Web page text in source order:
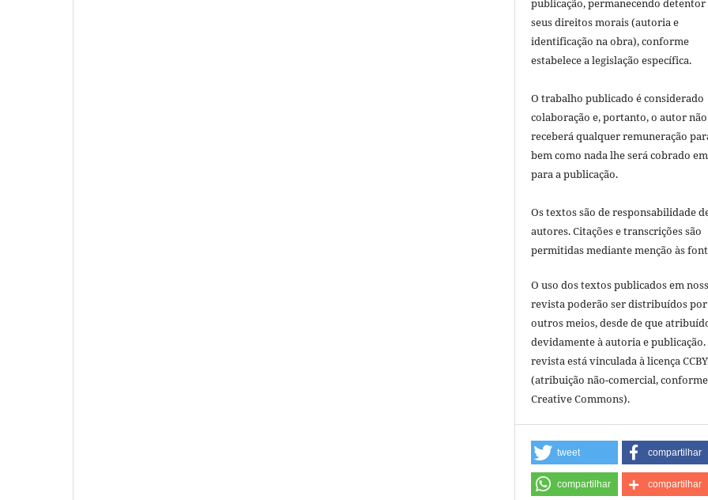
seus direitos morais (autoria e
identificação na obra), conforme
estabelece a legislação especí­fica.
O trabalho publicado é considerado
colaboração e, portanto, o autor não
receberá qualquer remuneração
bem como nada lhe será cobrado
para a publicação.
Os textos são de responsabilidade
autores. Citações e transcrições são
permitidas mediante menção às
O uso dos textos publicados em
revista poderão ser distribuídos por
outros meios, desde de que
devidamente à autoria e publicação.
revista está vinculada à licença
(atribuição não-comercial,
Creative Commons).
tweet compartilhar
compartilhar compartilhar